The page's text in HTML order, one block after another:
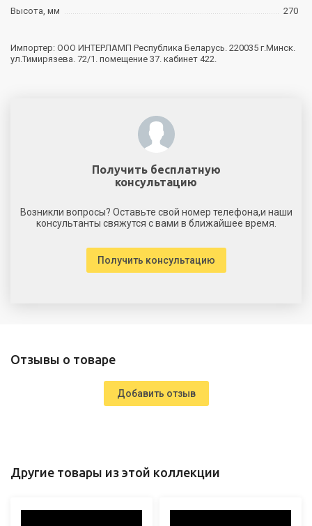
Высота, мм 270
Импортер: ООО ИНТЕРЛАМП Республика Беларусь. 220035 г.Минск.
ул.Тимирязева. 72/1. помещение 37. кабинет 422.
Получить бесплатную
консультацию
Возникли вопросы? Оставьте свой номер телефона,и наши
консультанты свяжутся с вами в ближайшее время.
Получить консультацию
Отзывы о товаре
Добавить отзыв
Другие товары из этой коллекции